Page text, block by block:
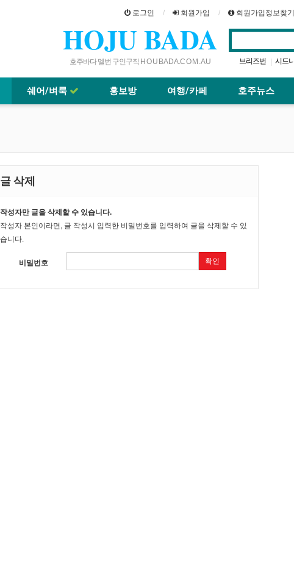
로그인 회원가입 회원가입정보찾기
HOJU BADA
호주바다 멜번 구인구직 H O U B A D A .C O M . A U 브리즈번 | 시드니
쉐어/벼룩 홍보방 여행/카페 호주뉴스
글 삭제
작성자만 글을 삭제할 수 있습니다.
작성자 본인이라면, 글 작성시 입력한 비밀번호를 입력하여 글을 삭제할 수 있
습니다.
비밀번호 확인